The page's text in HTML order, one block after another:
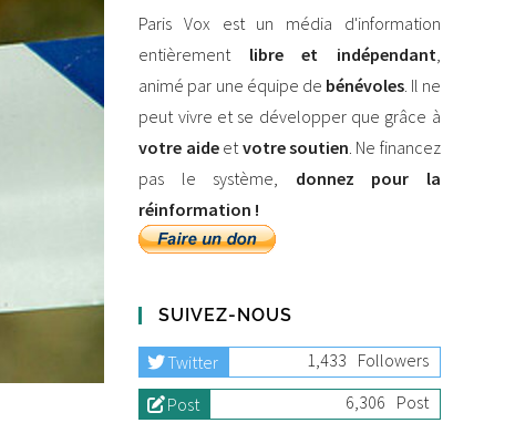
Paris Vox est un média d'information
entièrement libre et indépendant,
animé par une équipe de bénévoles. Il ne
peut vivre et se développer que grâce à
votre aideetvotre soutien. Ne financez
pas le système, donnez pour la
réinformation !
SUIVEZ-NOUS
Twitter 1,433 Followers
Post
6,306 Post